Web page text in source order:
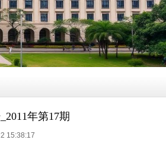
年第17期
15:38:17